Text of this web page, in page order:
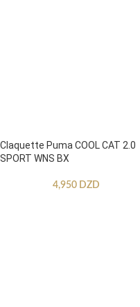
Claquette Puma COOL CAT 2.0
SPORT WNS BX
4,950 DZD